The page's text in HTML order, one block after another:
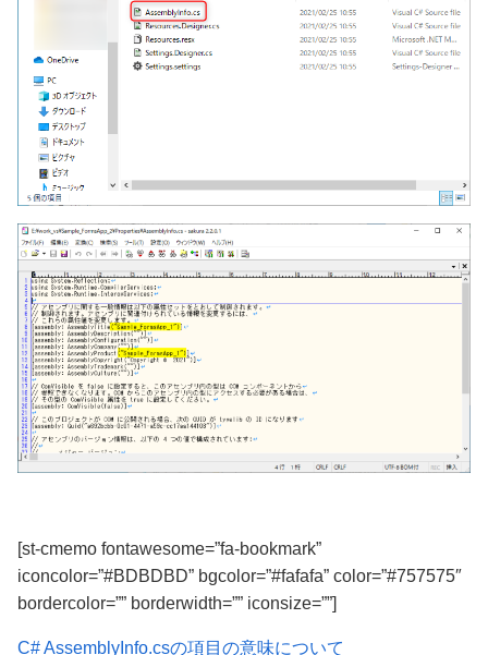
[st-cmemo fontawesome=”fa-bookmark”
iconcolor=”#BDBDBD” bgcolor=”#fafafa” color=”#757575″
bordercolor=”” borderwidth=”” iconsize=””]
C# AssemblyInfo.csの項目の意味について